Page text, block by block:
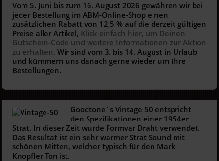
Vom 5. Juni bis zum 16. August 2026 gewähren wir bei
jeder Bestellung im ABM-Online-Shop einen
zusätzlichen Rabatt von 12,5 % auf die derzeit gültigen
Preise aller Artikel, Klick einfach hier, um Deinen
Gutschein-Code und weitere Informationen zur Aktion
zu erhalten. Wir sind vom 3. bis 14. August in Urlaub
und kümmern uns danach gerne wieder um Ihre
Bestellungen.
Goodtone´s Vintage 50 entspricht
den Spezifikationen einer 1954er
Strat. In dieser Zeit wurde Formvar Draht verwendet.
Das Resultat ist ein sehr warmer Strat Sound mit
schönen Mitten, welcher typisch für den Mark
Knopfler Ton ist.